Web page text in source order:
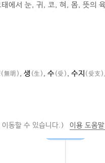
에서 눈, 귀, 코, 혀, 몸, 뜻의
(無明) , 생 (生) , 수 (受) , 수지 (受支)
동할 수 있습니다.) 이용 도움